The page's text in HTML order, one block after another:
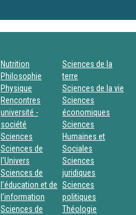
Nutrition
Philosophie
Physique
Rencontres
université -
société
Sciences
Sciences de
l'Univers
Sciences de
l’éducation et de
l’information
Sciences de
Sciences de la
terre
Sciences de la vie
Sciences
économiques
Sciences
Humaines et
Sociales
Sciences
juridiques
Sciences
politiques
Théologie